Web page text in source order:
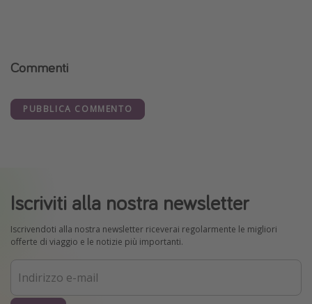
Commenti
PUBBLICA COMMENTO
Iscriviti alla nostra newsletter
Iscrivendoti alla nostra newsletter riceverai regolarmente le migliori
offerte di viaggio e le notizie più importanti.